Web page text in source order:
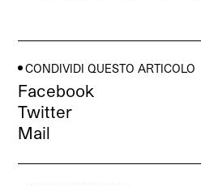
CONDIVIDI QUESTO ARTICOLO
Facebook
Twitter
Mail